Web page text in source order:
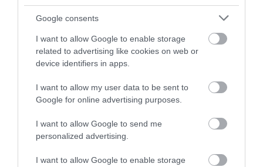
Google consents
I want to allow Google to enable storage
related to advertising like cookies on web or
device identifiers in apps.
I want to allow my user data to be sent to
Google for online advertising purposes.
I want to allow Google to send me
personalized advertising.
I want to allow Google to enable storage